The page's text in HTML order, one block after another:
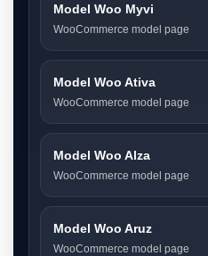
Model Woo Myvi
WooCommerce model page
Model Woo Ativa
WooCommerce model page
Model Woo Alza
WooCommerce model page
Model Woo Aruz
WooCommerce model page